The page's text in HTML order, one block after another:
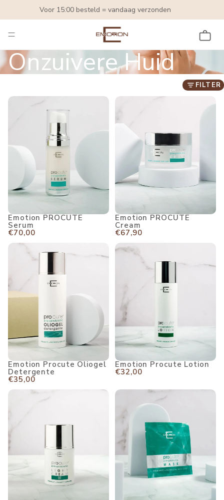
Voor 15:00 besteld = vandaag verzonden
Onzuivere Huid
FILTER
Emotion PROCUTE Serum
Emotion PROCUTE
Serum
€70,00
Emotion PROCUTE Cream
Emotion PROCUTE
Cream
€67,90
Emotion Procute Oliogel Detergente
Emotion Procute Oliogel
Detergente
€35,00
Emotion Procute Lotion
Emotion Procute Lotion
€32,00
Emotion Procute Light Cream spf 50Emotion PROCUTE Mask